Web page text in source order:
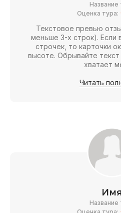
Название
Оценка тура:
Текстовое превью
меньше 3-х строк). Если
строчек, то карточки
высоте. Обрывайте
хватает
Читать
Имя
Название